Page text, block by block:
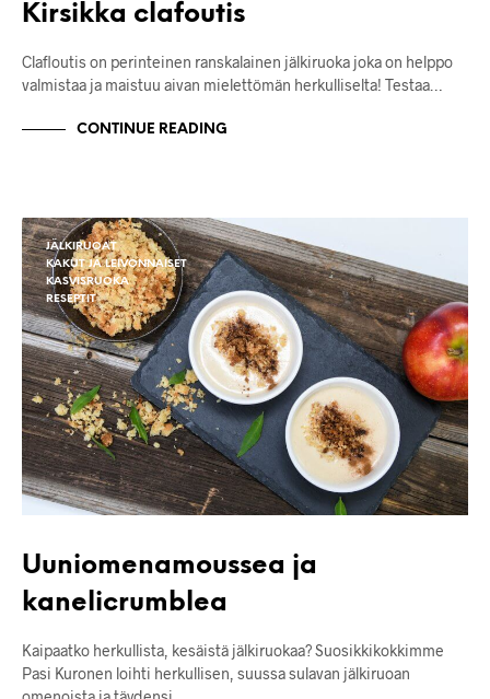
Kirsikka clafoutis
Clafloutis on perinteinen ranskalainen jälkiruoka joka on helppo
valmistaa ja maistuu aivan mielettömän herkulliselta! Testaa…
CONTINUE READING
JÄLKIRUOAT
KAKUT JA LEIVONNAISET
KASVISRUOKA
RESEPTIT
Uuniomenamoussea ja
kanelicrumblea
Kaipaatko herkullista, kesäistä jälkiruokaa? Suosikkikokkimme
Pasi Kuronen loihti herkullisen, suussa sulavan jälkiruoan